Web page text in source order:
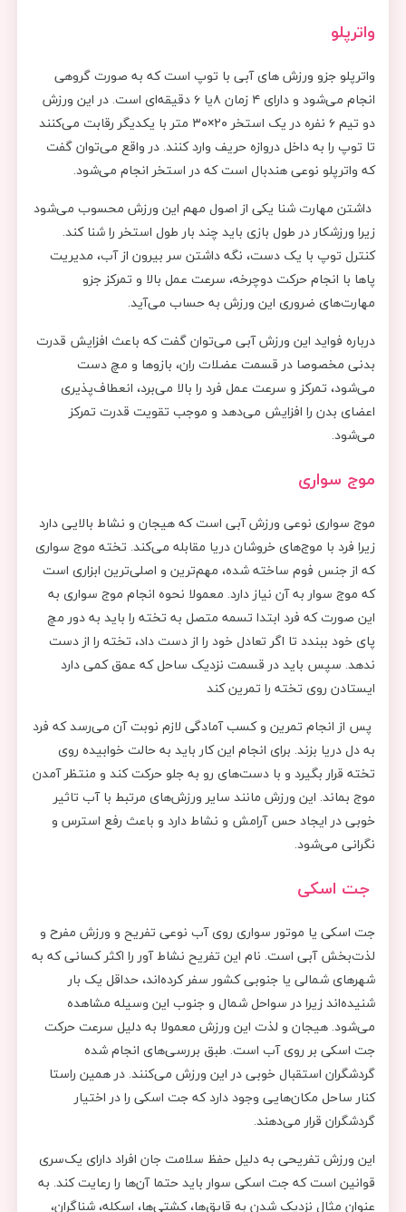
واترپلو
واترپلو جزو ورزش های آبی با توپ است که به صورت گروهی
انجام می‌شود و دارای ۴ زمان ۸یا ۶ دقیقه‌ای است. در این ورزش
دو تیم ۶ نفره در یک استخر ۲۰×۳۰ متر با یکدیگر رقابت می‌کنند
تا توپ را به داخل دروازه حریف وارد کنند. در واقع می‌توان گفت
که واترپلو نوعی هندبال است که در استخر انجام می‌شود.
داشتن مهارت شنا یکی از اصول مهم این ورزش محسوب می‌شود
زیرا ورزشکار در طول بازی باید چند بار طول استخر را شنا کند.
کنترل توپ با یک دست، نگه داشتن سر بیرون از آب، مدیریت
پاها با انجام حرکت دوچرخه، سرعت عمل بالا و تمرکز جزو
مهارت‌های ضروری این ورزش به حساب می‌آید.
درباره فواید این ورزش آبی می‌توان گفت که باعث افزایش قدرت
بدنی مخصوصا در قسمت عضلات ران، بازوها و مچ دست
می‌شود، تمرکز و سرعت عمل فرد را بالا می‌برد، انعطاف‌پذیری
اعضای بدن را افزایش می‌دهد و موجب تقویت قدرت تمرکز
می‌شود.
موج سواری
موج سواری نوعی ورزش آبی است که هیجان و نشاط بالایی دارد
زیرا فرد با موج‌های خروشان دریا مقابله می‌کند. تخته موج سواری
که از جنس فوم ساخته شده، مهم‌ترین و اصلی‌ترین ابزاری است
که موج سوار به آن نیاز دارد. معمولا نحوه انجام موج سواری به
این صورت که فرد ابتدا تسمه متصل به تخته را باید به دور مچ
پای خود ببندد تا اگر تعادل خود را از دست داد، تخته را از دست
ندهد. سپس باید در قسمت نزدیک ساحل که عمق کمی دارد
ایستادن روی تخته را تمرین کند‌‌
پس از انجام تمرین و کسب آمادگی لازم نوبت آن می‌رسد که فرد
به دل دریا بزند. برای انجام این کار باید به حالت خوابیده روی
تخته قرار بگیرد و با دست‌های رو به جلو حرکت کند‌ و منتظر آمدن
موج بماند. این ورزش مانند سایر ورزش‌های مرتبط با آب تاثیر
خوبی در ایجاد حس آرامش و نشاط دارد و باعث رفع استرس و
نگرانی می‌شود.
جت اسکی
جت اسکی یا موتور سواری روی آب نوعی تفریح و ورزش مفرح و
لذت‌بخش آبی است‌. نام این تفریح نشاط آور را اکثر کسانی که به
شهرهای شمالی یا جنوبی کشور سفر کرده‌اند، حداقل یک بار
شنیده‌اند زیرا در سواحل شمال و جنوب این وسیله مشاهده
می‌شود. هیجان و لذت این ورزش معمولا به دلیل سرعت حرکت
جت اسکی بر روی آب است. طبق بررسی‌های انجام شده
گردشگران استقبال خوبی در این ورزش می‌کنند. در همین راستا
کنار ساحل مکان‌هایی وجود دارد که جت اسکی را در اختیار
گردشگران قرار می‌دهند.
این ورزش تفریحی به دلیل حفظ سلامت جان افراد دارای یک‌سری
قوانین است که جت اسکی سوار باید حتما آن‌ها را رعایت کند. به
عنوان مثال نزدیک شدن به قایق‌ها، كشتی‌ها، اسكله، شناگران،